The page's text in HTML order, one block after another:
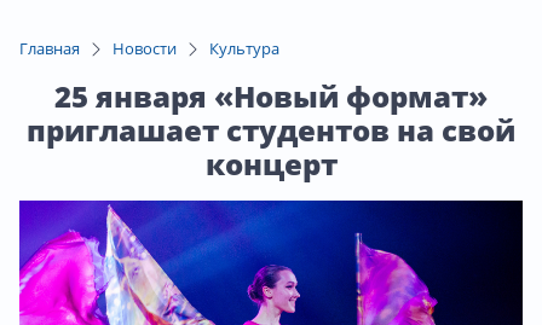
Главная Новости Культура
25 января «Новый формат»
приглашает студентов на свой
концерт